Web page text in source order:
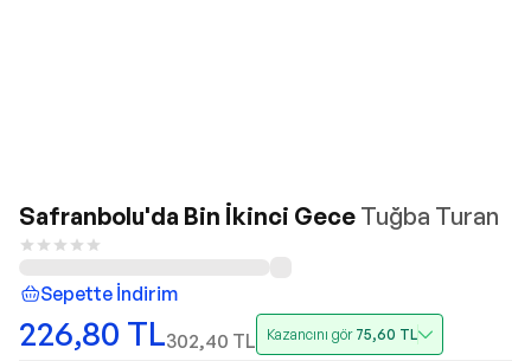
Safranbolu'da Bin İkinci Gece Tuğba Turan
Sepette İndirim
226,80 TL302,40 TL Kazancını gör 75,60 TL